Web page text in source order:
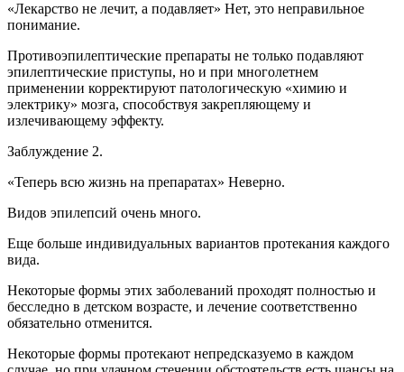
«Лекарство не лечит, а подавляет» Нет, это неправильное
понимание.
Противоэпилептические препараты не только подавляют
эпилептические приступы, но и при многолетнем
применении корректируют патологическую «химию и
электрику» мозга, способствуя закрепляющему и
излечивающему эффекту.
Заблуждение 2.
«Теперь всю жизнь на препаратах» Неверно.
Видов эпилепсий очень много.
Еще больше индивидуальных вариантов протекания каждого
вида.
Некоторые формы этих заболеваний проходят полностью и
бесследно в детском возрасте, и лечение соответственно
обязательно отменится.
Некоторые формы протекают непредсказуемо в каждом